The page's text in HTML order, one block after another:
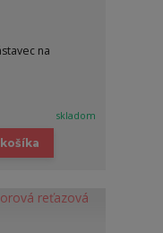
na
skladom